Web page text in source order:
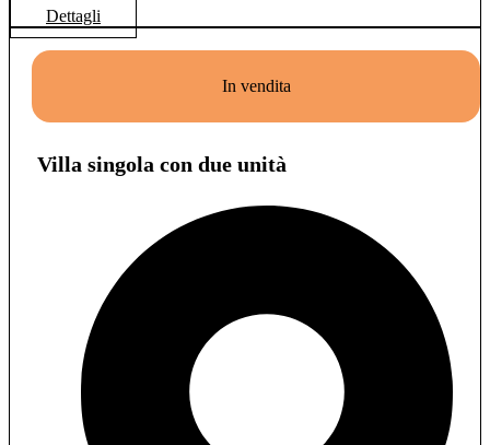
Dettagli
In vendita
Villa singola con due unità